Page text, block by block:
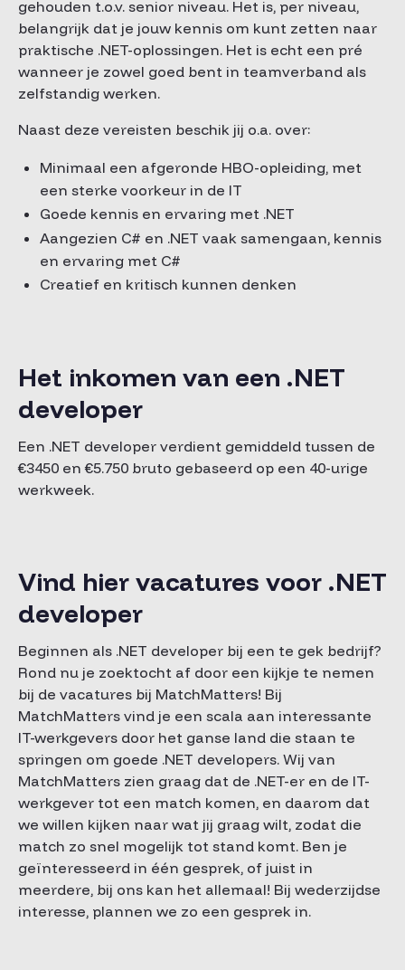
gehouden t.o.v. senior niveau. Het is, per niveau,
belangrijk dat je jouw kennis om kunt zetten naar
praktische .NET-oplossingen. Het is echt een pré
wanneer je zowel goed bent in teamverband als
zelfstandig werken.
Naast deze vereisten beschik jij o.a. over:
Minimaal een afgeronde HBO-opleiding, met
een sterke voorkeur in de IT
Goede kennis en ervaring met .NET
Aangezien C# en .NET vaak samengaan, kennis
en ervaring met C#
Creatief en kritisch kunnen denken
Het inkomen van een .NET
developer
Een .NET developer verdient gemiddeld tussen de
€3450 en €5.750 bruto gebaseerd op een 40-urige
werkweek.
Vind hier vacatures voor .NET
developer
Beginnen als .NET developer bij een te gek bedrijf?
Rond nu je zoektocht af door een kijkje te nemen
bij de vacatures bij MatchMatters! Bij
MatchMatters vind je een scala aan interessante
IT-werkgevers door het ganse land die staan te
springen om goede .NET developers. Wij van
MatchMatters zien graag dat de .NET-er en de IT-
werkgever tot een match komen, en daarom dat
we willen kijken naar wat jij graag wilt, zodat die
match zo snel mogelijk tot stand komt. Ben je
geïnteresseerd in één gesprek, of juist in
meerdere, bij ons kan het allemaal! Bij wederzijdse
interesse, plannen we zo een gesprek in.